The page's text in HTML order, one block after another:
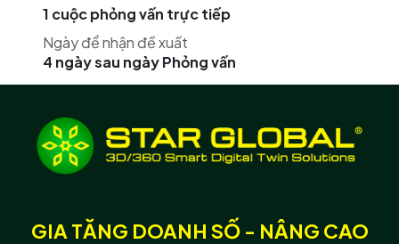
1 cuộc phỏng vấn trực tiếp
Ngày để nhận đề xuất
4 ngày sau ngày Phỏng vấn
GIA TĂNG DOANH SỐ - NÂNG CAO